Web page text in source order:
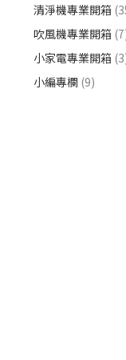
清淨機專業開箱
吹風機專業開箱
小家電專業開箱
小編專欄 (9)